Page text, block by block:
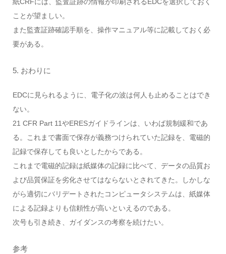
ことが望ましい。
また監査証跡確認手順を、操作マニュアル等に記載しておく必
要がある。
5. おわりに
EDCに見られるように、電子化の波は何人も止めることはでき
ない。
21 CFR Part 11やERESガイドラインは、いわば規制緩和であ
る。これまで書面で保存が義務つけられていた記録を、電磁的
記録で保存しても良いとしたからである。
これまで電磁的記録は紙媒体の記録に比べて、データの品質お
よび品質保証を劣化させてはならないとされてきた。しかしな
がら適切にバリデートされたコンピュータシステムは、紙媒体
による記録よりも信頼性が高いといえるのである。
次号も引き続き、ガイダンスの考察を続けたい。
参考